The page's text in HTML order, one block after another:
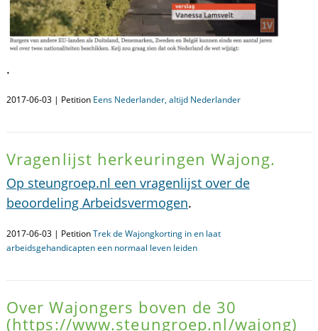
.
2017-06-03 | Petition Eens Nederlander, altijd Nederlander
Vragenlijst herkeuringen Wajong.
Op steungroep.nl een vragenlijst over de
beoordeling Arbeidsvermogen.
2017-06-03 | PetitionTrek de Wajongkorting in en laat
arbeidsgehandicapten een normaal leven leiden
Over Wajongers boven de 30
(https://www.steungroep.nl/wajong)